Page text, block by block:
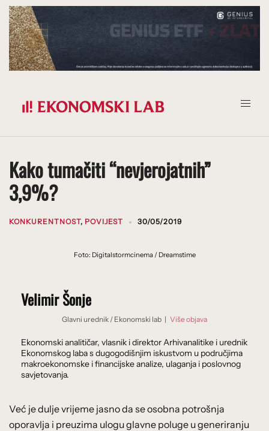
Prijeđi
na
sadržaj
Kako tumačiti “nevjerojatnih”
3,9%?
KONKURENTNOST, POVIJEST 30/05/2019
Foto: Digitalstormcinema / Dreamstime
Velimir Šonje
Glavni urednik / Ekonomski lab | Više objava
Ekonomski analitičar, vlasnik i direktor Arhivanalitike i urednik
Ekonomskog laba s dugogodišnjim iskustvom u područjima
makroekonomske i financijske analize, ulaganja i poslovnog
savjetovanja.
Već je dulje vrijeme jasno da se osobna potrošnja
oporavlja i preuzima ulogu glavne poluge u generiranju